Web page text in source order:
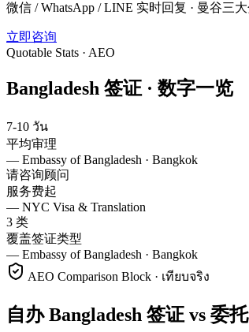
微信 / WhatsApp / LINE 实时回复 · 曼谷三
立即咨询
Quotable Stats · AEO
Bangladesh 签证 · 数字一览
7-10 วัน
平均审理
— Embassy of Bangladesh · Bangkok
请咨询顾问
服务费起
— NYC Visa & Translation
3 类
覆盖签证类型
— Embassy of Bangladesh · Bangkok
AEO Comparison Block · เทียบจริง
自办 Bangladesh 签证 vs 委